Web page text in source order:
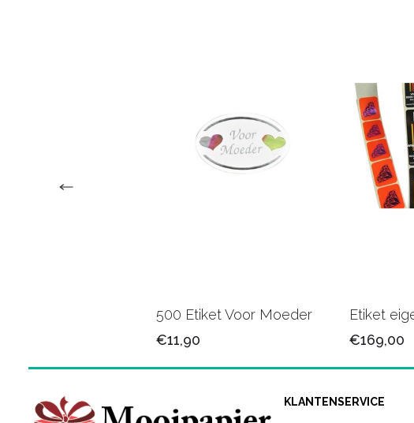
500 Etiket Voor Moeder
€11,90
Etiket
€169,00
KLANTENSERVICE